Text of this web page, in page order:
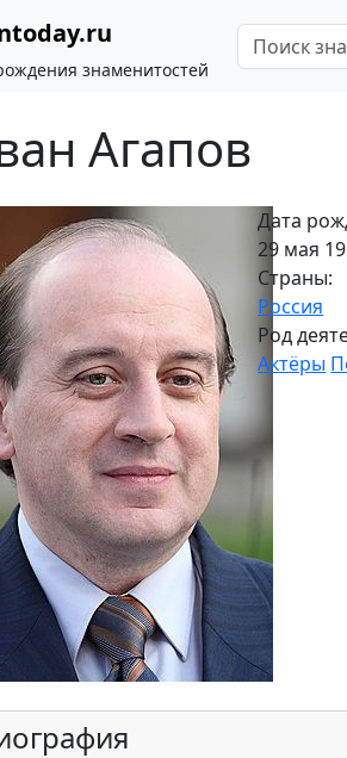
знаменитостей
Агапов
Дата
29 мая
Страны:
Россия
Род
Актёры